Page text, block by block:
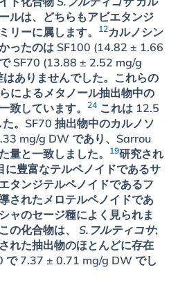
ルは、どちらもアビエタンジ
リーに属します。
12カルノシン
ったのは SF100 (14.82 ± 1.66
SF70 (13.88 ± 2.52 mg/g
ありませんでした。これらの
によるメタノール抽出物中の
致しています。24 これは 12.5
。SF70 抽出物中のカルノソ
mg/g DW であり、Sarrou
量と一致しました。
19研究され
に豊富なテルペノイドであるサ
タンジテルペノイドであるフ
されたメロテルペノイドであ
ャのセージ種によく見られま
この化合物は、S.フルティコサ;
れた抽出物のほとんどに存在
で 7.37 ± 0.71 mg/g DW でし